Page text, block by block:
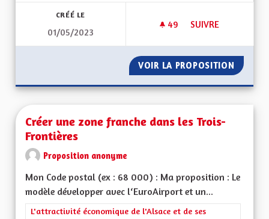
CRÉÉ LE
01/05/2023
49 49 ABONNÉS
SUIVRE
VOIR LA PROPOSITION
Créer une zone franche dans les Trois-
Frontières
Proposition anonyme
Mon Code postal (ex : 68 000) : Ma proposition : Le
modèle développer avec l‘EuroAirport et un...
Filtrer les résultats de la catégorie : L'attractivité
L'attractivité économique de l'Alsace et de ses